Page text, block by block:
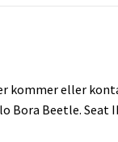
kommer eller
Bora Beetle. Seat